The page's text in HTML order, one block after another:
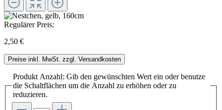
Regulärer Preis:
2,50 €
Preise inkl. MwSt. zzgl. Versandkosten
Produkt Anzahl: Gib den gewünschten Wert ein oder benutze
die Schaltflächen um die Anzahl zu erhöhen oder zu
reduzieren.